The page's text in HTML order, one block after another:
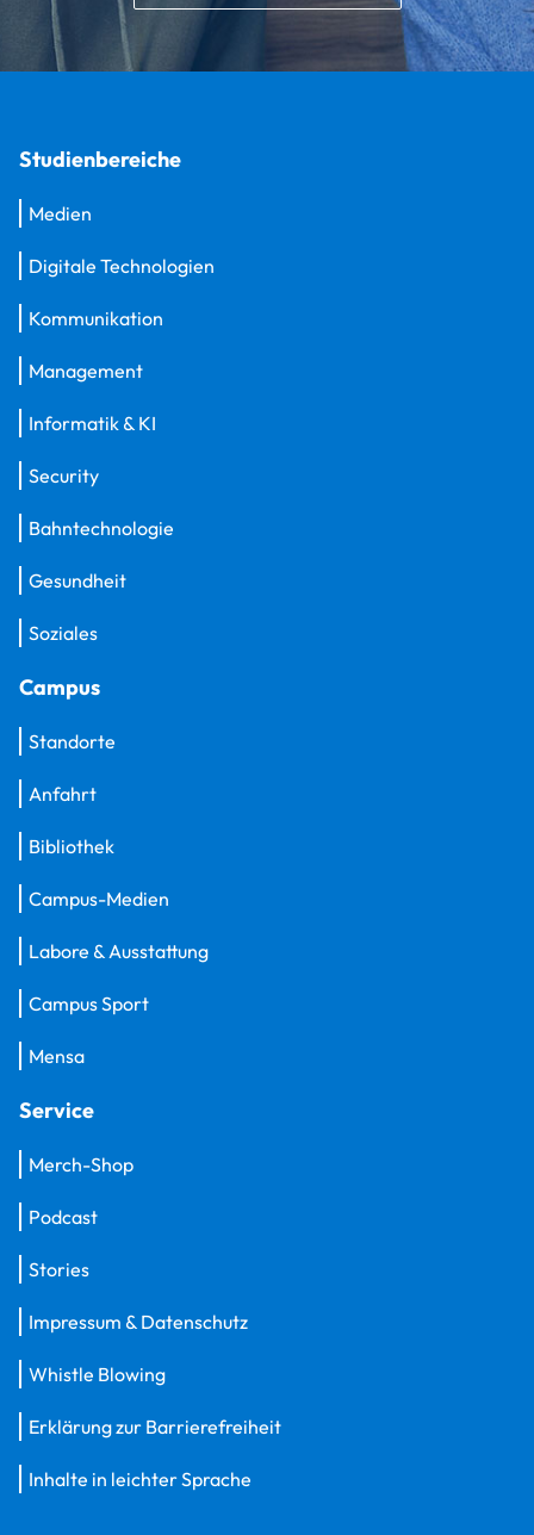
Studienbereiche
Medien
Digitale Technologien
Kommunikation
Management
Informatik & KI
Security
Bahntechnologie
Gesundheit
Soziales
Campus
Standorte
Anfahrt
Bibliothek
Campus-Medien
Labore & Ausstattung
Campus Sport
Mensa
Service
Merch-Shop
Podcast
Stories
Impressum & Datenschutz
Whistle Blowing
Erklärung zur Barrierefreiheit
Inhalte in leichter Sprache